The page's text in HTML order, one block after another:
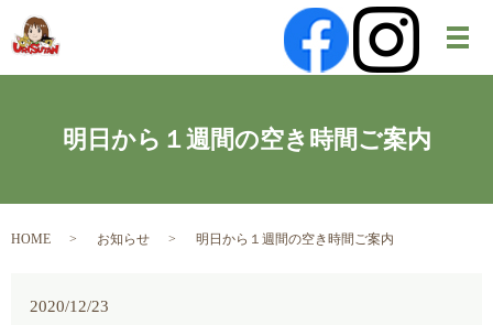
メ
明日から１週間の空き時間ご案内
HOME お知らせ 明日から１週間の空き時間ご案内
2020/12/23